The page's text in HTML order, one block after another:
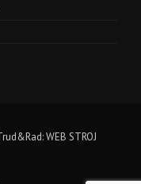
WEB STROJ